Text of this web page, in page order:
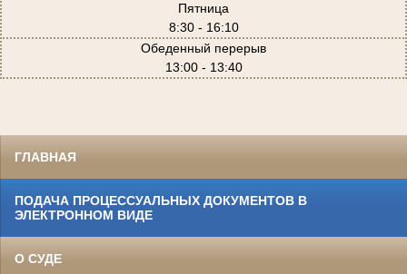
Пятница
8:30 - 16:10
Обеденный перерыв
13:00 - 13:40
ГЛАВНАЯ
ПОДАЧА ПРОЦЕССУАЛЬНЫХ ДОКУМЕНТОВ В
ЭЛЕКТРОННОМ ВИДЕ
О СУДЕ